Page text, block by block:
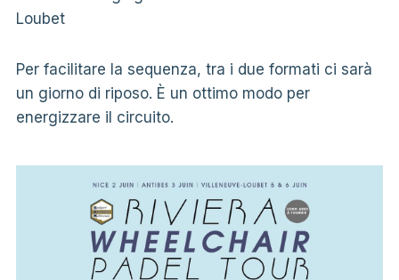
Loubet
Per facilitare la sequenza, tra i due formati ci sarà
un giorno di riposo. È un ottimo modo per
energizzare il circuito.